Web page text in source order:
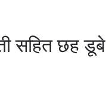
सहित छह डूबे